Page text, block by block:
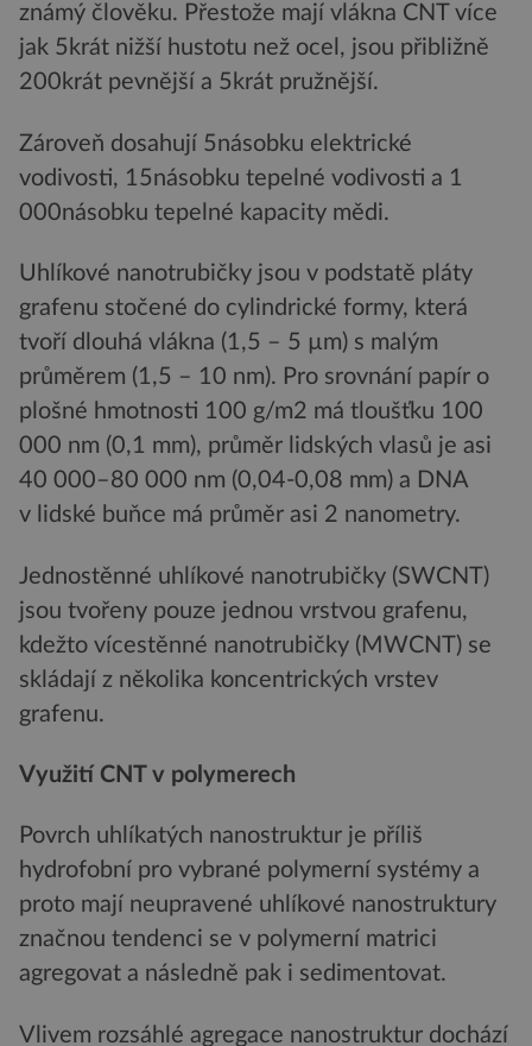
známý člověku. Přestože mají vlákna CNT více
jak 5krát nižší hustotu než ocel, jsou přibližně
200krát pevnější a 5krát pružnější.
Zároveň dosahují 5násobku elektrické
vodivosti, 15násobku tepelné vodivosti a 1
000násobku tepelné kapacity mědi.
Uhlíkové nanotrubičky jsou v podstatě pláty
grafenu stočené do cylindrické formy, která
tvoří dlouhá vlákna (1,5 – 5 µm) s malým
průměrem (1,5 – 10 nm). Pro srovnání papír o
plošné hmotnosti 100 g/m2 má tloušťku 100
000 nm (0,1 mm), průměr lidských vlasů je asi
40 000–80 000 nm (0,04-0,08 mm) a DNA
v lidské buňce má průměr asi 2 nanometry.
Jednostěnné uhlíkové nanotrubičky (SWCNT)
jsou tvořeny pouze jednou vrstvou grafenu,
kdežto vícestěnné nanotrubičky (MWCNT) se
skládají z několika koncentrických vrstev
grafenu.
Využití CNT v polymerech
Povrch uhlíkatých nanostruktur je příliš
hydrofobní pro vybrané polymerní systémy a
proto mají neupravené uhlíkové nanostruktury
značnou tendenci se v polymerní matrici
agregovat a následně pak i sedimentovat.
Vlivem rozsáhlé agregace nanostruktur dochází